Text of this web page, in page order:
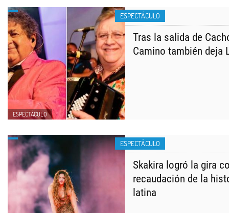
ESPECTÁCULO
ESPECTÁCULO
Tras la salida de
Camino también deja
ESPECTÁCULO
Skakira logró la gira
recaudación de la
latina